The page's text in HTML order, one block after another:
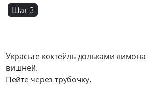
Шаг 3
Украсьте коктейль дольками
вишней.
Пейте через трубочку.